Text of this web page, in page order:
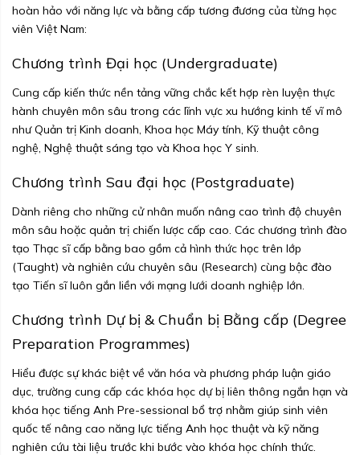
hoàn hảo với năng lực và bằng cấp tương đương của từng học
viên Việt Nam:
Chương trình Đại học (Undergraduate)
Cung cấp kiến thức nền tảng vững chắc kết hợp rèn luyện thực
hành chuyên môn sâu trong các lĩnh vực xu hướng kinh tế vĩ mô
như Quản trị Kinh doanh, Khoa học Máy tính, Kỹ thuật công
nghệ, Nghệ thuật sáng tạo và Khoa học Y sinh.
Chương trình Sau đại học (Postgraduate)
Dành riêng cho những cử nhân muốn nâng cao trình độ chuyên
môn sâu hoặc quản trị chiến lược cấp cao. Các chương trình đào
tạo Thạc sĩ cấp bằng bao gồm cả hình thức học trên lớp
(Taught) và nghiên cứu chuyên sâu (Research) cùng bậc đào
tạo Tiến sĩ luôn gắn liền với mạng lưới doanh nghiệp lớn.
Chương trình Dự bị & Chuẩn bị Bằng cấp (Degree
Preparation Programmes)
Hiểu được sự khác biệt về văn hóa và phương pháp luận giáo
dục, trường cung cấp các khóa học dự bị liên thông ngắn hạn và
khóa học tiếng Anh Pre-sessional bổ trợ nhằm giúp sinh viên
quốc tế nâng cao năng lực tiếng Anh học thuật và kỹ năng
nghiên cứu tài liệu trước khi bước vào khóa học chính thức.